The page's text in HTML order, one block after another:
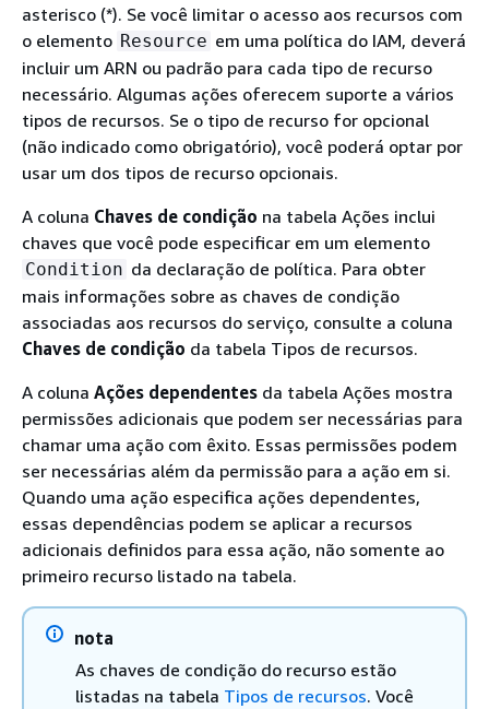
asterisco (*). Se você limitar o acesso aos recursos com
o elemento Resource em uma política do IAM, deverá
incluir um ARN ou padrão para cada tipo de recurso
necessário. Algumas ações oferecem suporte a vários
tipos de recursos. Se o tipo de recurso for opcional
(não indicado como obrigatório), você poderá optar por
usar um dos tipos de recurso opcionais.
A coluna Chaves de condição na tabela Ações inclui
chaves que você pode especificar em um elemento
Condition da declaração de política. Para obter
mais informações sobre as chaves de condição
associadas aos recursos do serviço, consulte a coluna
Chaves de condição da tabela Tipos de recursos.
A coluna Ações dependentes da tabela Ações mostra
permissões adicionais que podem ser necessárias para
chamar uma ação com êxito. Essas permissões podem
ser necessárias além da permissão para a ação em si.
Quando uma ação especifica ações dependentes,
essas dependências podem se aplicar a recursos
adicionais definidos para essa ação, não somente ao
primeiro recurso listado na tabela.
nota
As chaves de condição do recurso estão
listadas na tabela Tipos de recursos. Você